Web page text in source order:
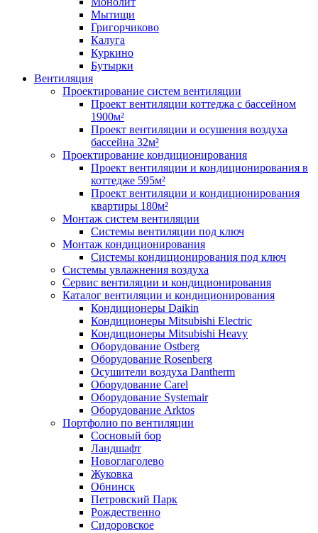
Мытищи
Григорчиково
Калуга
Куркино
Бутырки
Вентиляция
Проектирование систем вентиляции
Проект вентиляции коттеджа с бассейном
1900м²
Проект вентиляции и осушения воздуха
бассейна 32м²
Проектирование кондиционирования
Проект вентиляции и кондиционирования в
коттедже 595м²
Проект вентиляции и кондиционирования
квартиры 180м²
Монтаж систем вентиляции
Системы вентиляции под ключ
Монтаж кондиционирования
Системы кондиционирования под ключ
Системы увлажнения воздуха
Сервис вентиляции и кондиционирования
Каталог вентиляции и кондиционирования
Кондиционеры Daikin
Кондиционеры Mitsubishi Electric
Кондиционеры Mitsubishi Heavy
Оборудование Ostberg
Оборудование Rosenberg
Осушители воздуха Dantherm
Оборудование Carel
Оборудование Systemair
Оборудование Arktos
Портфолио по вентиляции
Сосновый бор
Ландшафт
Новоглаголево
Жуковка
Обнинск
Петровский Парк
Рождественно
Сидоровское